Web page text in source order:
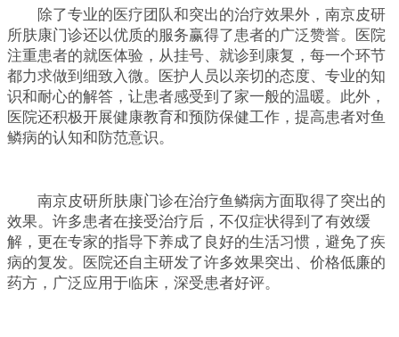
除了专业的医疗团队和突出的治疗效果外，南京皮研
所肤康门诊还以优质的服务赢得了患者的广泛赞誉。医院
注重患者的就医体验，从挂号、就诊到康复，每一个环节
都力求做到细致入微。医护人员以亲切的态度、专业的知
识和耐心的解答，让患者感受到了家一般的温暖。此外，
医院还积极开展健康教育和预防保健工作，提高患者对鱼
鳞病的认知和防范意识。
南京皮研所肤康门诊在治疗鱼鳞病方面取得了突出的
效果。许多患者在接受治疗后，不仅症状得到了有效缓
解，更在专家的指导下养成了良好的生活习惯，避免了疾
病的复发。医院还自主研发了许多效果突出、价格低廉的
药方，广泛应用于临床，深受患者好评。